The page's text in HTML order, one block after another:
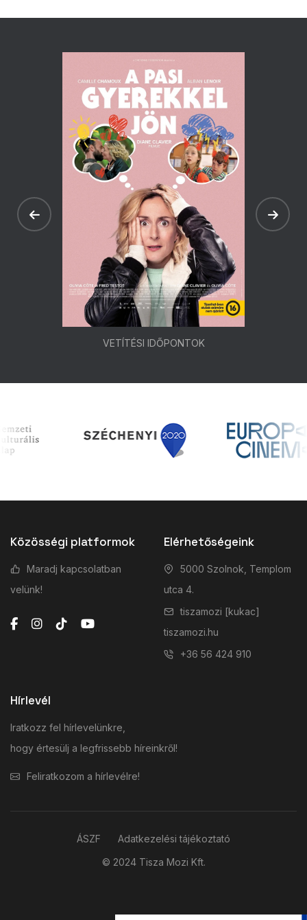
VETÍTÉSI IDŐPONTOK
Közösségi platformok
Maradj kapcsolatban
velünk!
Elérhetőségeink
5000 Szolnok, Templom
utca 4.
tiszamozi [kukac]
tiszamozi.hu
+36 56 424 910
Hírlevél
Iratkozz fel hírlevelünkre,
hogy értesülj a legfrissebb híreinkről!
Feliratkozom a hírlevélre!
© 2024 Tisza Mozi Kft.
ÁSZF Adatkezelési tájékoztató